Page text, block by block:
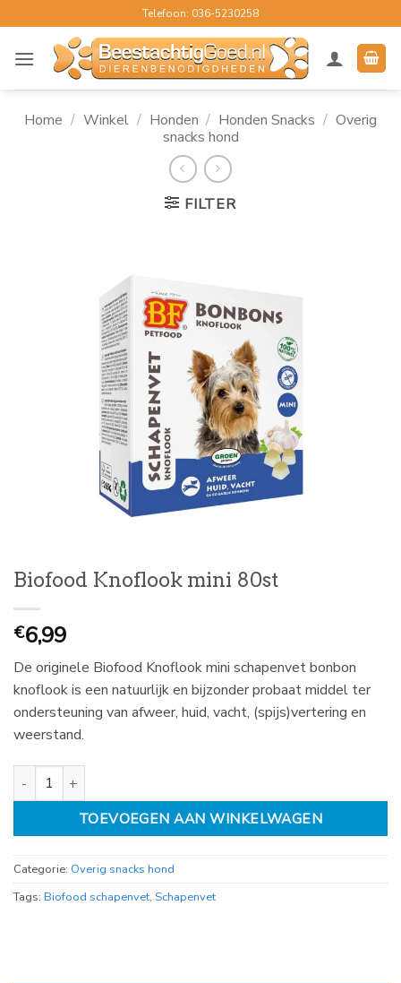
naar
inhoud
Telefoon: 036-5230258
Home / Winkel / Honden / Honden Snacks / Overig
snacks hond
FILTER
Biofood Knoflook mini 80st
€6,99
De originele Biofood Knoflook mini schapenvet bonbon
knoflook is een natuurlijk en bijzonder probaat middel ter
ondersteuning van afweer, huid, vacht, (spijs)vertering en
weerstand.
Biofood Knoflook mini 80st aantal
TOEVOEGEN AAN WINKELWAGEN
Categorie: Overig snacks hond
Tags: Biofood schapenvet, Schapenvet